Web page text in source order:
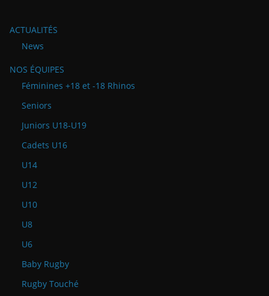
ACTUALITÉS
News
NOS ÉQUIPES
Féminines +18 et -18 Rhinos
Seniors
Juniors U18-U19
Cadets U16
U14
U12
U10
U8
U6
Baby Rugby
Rugby Touché